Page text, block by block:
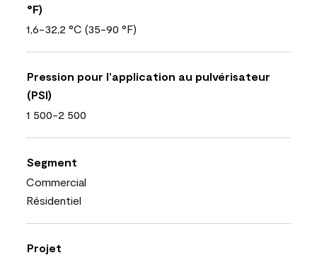
°F)
1,6-32,2 °C (35-90 °F)
Pression pour l’application au pulvérisateur
(PSI)
1 500-2 500
Segment
Commercial
Résidentiel
Projet